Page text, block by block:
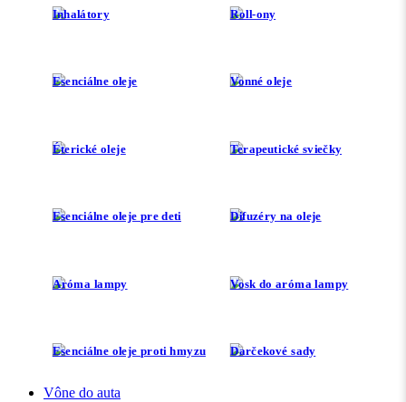
Inhalátory Roll-ony
Esenciálne oleje Vonné oleje
Éterické oleje Terapeutické sviečky
Esenciálne oleje pre deti Difuzéry na oleje
Aróma lampy Vosk do aróma lampy
Esenciálne oleje proti hmyzu Darčekové sady
Vône do auta